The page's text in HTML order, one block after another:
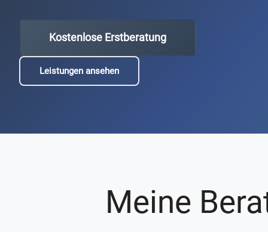
Kostenlose Erstberatung
Leistungen ansehen
Meine